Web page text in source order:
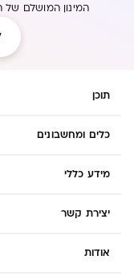
המינון המושלם של
תוכן
כלים ומחשבונים
מידע כללי
יצירת קשר
אודות